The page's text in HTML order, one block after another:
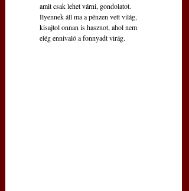
amit csak lehet várni, gondolatot.
Ilyennek áll ma a pénzen vett világ,
kisajtol onnan is hasznot, ahol nem
elég ennivaló a fonnyadt virág.